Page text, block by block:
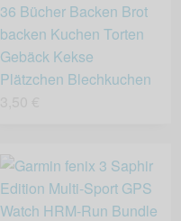
36 Bücher Backen Brot
backen Kuchen Torten
Gebäck Kekse
Plätzchen Blechkuchen